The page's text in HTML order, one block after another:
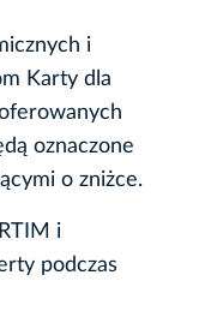
i
Karty dla
oznaczone
o zniżce.
i
podczas